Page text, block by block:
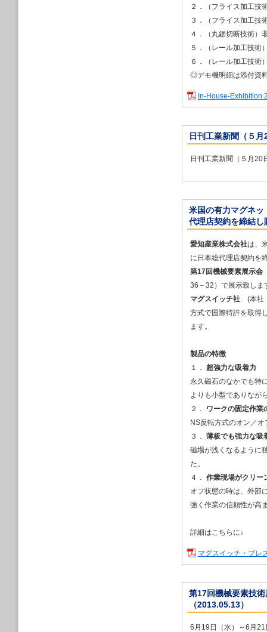
2022年３月16日
展します
2021/12/14
2022年３月16日
展」に出展します
2021/12/14
2022年３月９日
展」に出展します
TOKYO 2022」
2021/12/14
出展します
ドイツ ラング社
2021/09/16
2021年10月20日
ャパン2021」に
2021/09/16
2021年10月13日
2021」に出展し
2021/09/16
2021年10月６日
「第３回 関西次
2021/08/03
夏季休業のお知ら
の総代理店契約
2021/04/21
弊社が東京商工
掲載されました
2021/02/19
ルド「第３回名
2021/02/18
2021年３月３日
2020/12/31
the future」を受
2020/12/15
パビリオン内に
2021年２月３日
回次世代3Dプリ
２月３日から開
務が特別講演を行
（外部サイトに
2020/11/01
２．（フライス加工技
３．（フライス加工技
４．（丸鋸切断技術）
５．（レール加工技術
６．（レール加工技術
◎デモ機明細は添付資
In-House-Exhibition
日刊工業新聞（５
日刊工業新聞（５月20
米国の有力マグネ
代理店契約を締結
愛知産業株式会社は、
に日本総代理店契約を
第17回機械要素展示会
36－32）で展示致しま
マグスイッチ社 (本社
方式で国際特許を取得
ます。
製品の特徴
１． 超強力な吸着力
永久磁石のなかでも特
よりも小型でありなが
２． ワークの固定作業
NS反転方式のオン／
３． 薄板でも強力な吸
磁場が浅くなるように
た。
４． 作業現場がクリー
オフ状態の時は、外部
強く作業の信頼性が高
詳細はこちらに↓
マグスイッチ・プレ
第17回機械要素技
（2013.05.13）
6月19日（水）～6月